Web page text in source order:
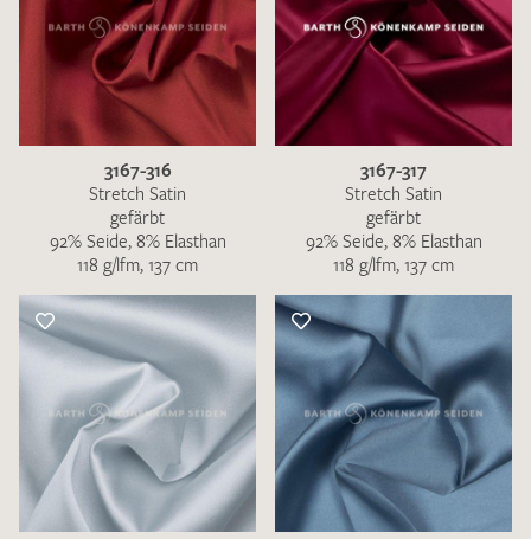
3167-316
Stretch Satin
gefärbt
92% Seide, 8% Elasthan
118 g/lfm, 137 cm
3167-317
Stretch Satin
gefärbt
92% Seide, 8% Elasthan
118 g/lfm, 137 cm